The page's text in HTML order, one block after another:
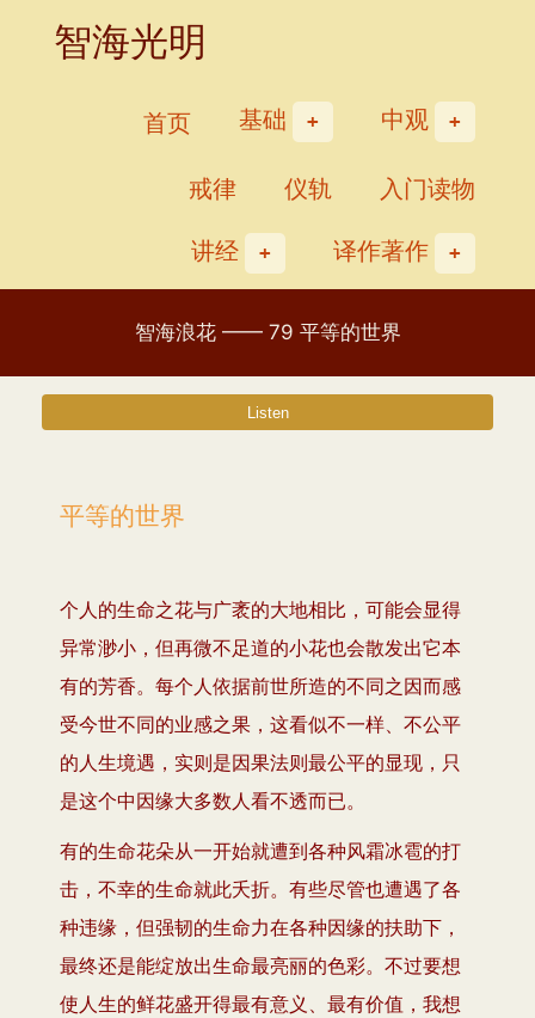
智海光明
首页 基础
中观
戒律
仪轨
入门读物
讲经
译作著作
智海浪花 —— 79 平等的世界
平等的世界
个人的生命之花与广袤的大地相比，可能会显得
异常渺小，但再微不足道的小花也会散发出它本
有的芳香。每个人依据前世所造的不同之因而感
受今世不同的业感之果，这看似不一样、不公平
的人生境遇，实则是因果法则最公平的显现，只
是这个中因缘大多数人看不透而已。
有的生命花朵从一开始就遭到各种风霜冰雹的打
击，不幸的生命就此夭折。有些尽管也遭遇了各
种违缘，但强韧的生命力在各种因缘的扶助下，
最终还是能绽放出生命最亮丽的色彩。不过要想
使人生的鲜花盛开得最有意义、最有价值，我想